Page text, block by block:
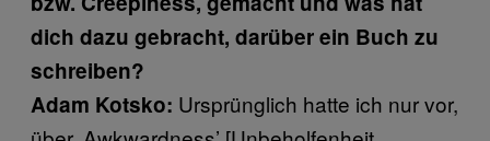
dich dazu gebracht, darüber ein Buch zu
schreiben?
Adam Kotsko: Ursprünglich hatte ich nur vor,